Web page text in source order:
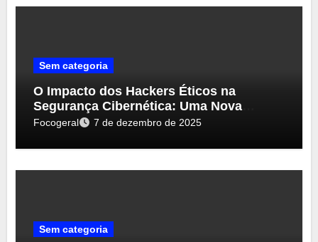
Sem categoria
O Impacto dos Hackers Éticos na
Segurança Cibernética: Uma Nova
Perspectiva
Focogeral 7 de dezembro de 2025
Sem categoria